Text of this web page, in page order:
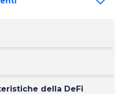
della DeFi